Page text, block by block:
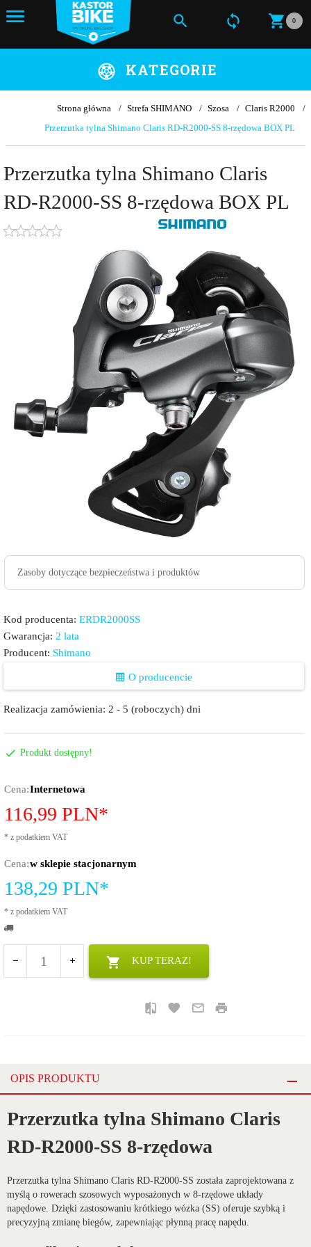
0
KATEGORIE
Strona główna Strefa SHIMANO Szosa
Claris R2000
Przerzutka tylna Shimano Claris RD-R2000-SS 8-rzędowa BOX PL
Przerzutka tylna Shimano Claris
RD-R2000-SS 8-rzędowa BOX PL
Zasoby dotyczące bezpieczeństwa i produktów
Kod producenta: ERDR2000SS
Gwarancja: 2 lata
Producent: Shimano
O producencie
Realizacja zamówienia: 2 - 5 (roboczych) dni
Produkt dostępny!
Cena:Internetowa
116,99 PLN*
* z podatkiem VAT
Cena:w sklepie stacjonarnym
138,29 PLN*
* z podatkiem VAT
KUP TERAZ!
OPIS PRODUKTU
Przerzutka tylna Shimano Claris
RD-R2000-SS 8-rzędowa
Przerzutka tylna Shimano Claris RD-R2000-SS została zaprojektowana z
myślą o rowerach szosowych wyposażonych w 8-rzędowe układy
napędowe. Dzięki zastosowaniu krótkiego wózka (SS) oferuje szybką i
precyzyjną zmianę biegów, zapewniając płynną pracę napędu.